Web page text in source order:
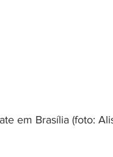
em Brasília (foto: